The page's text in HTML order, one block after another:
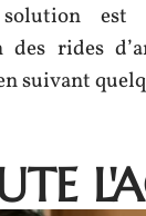
est
des rides
suivant